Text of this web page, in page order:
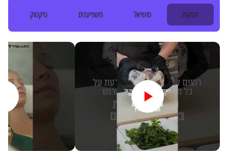
הפקות סושיאל משפיענים טיקטוק